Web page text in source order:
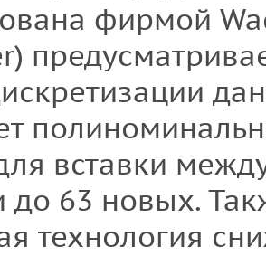
фирмой
вставки
до 63 новых.
технология